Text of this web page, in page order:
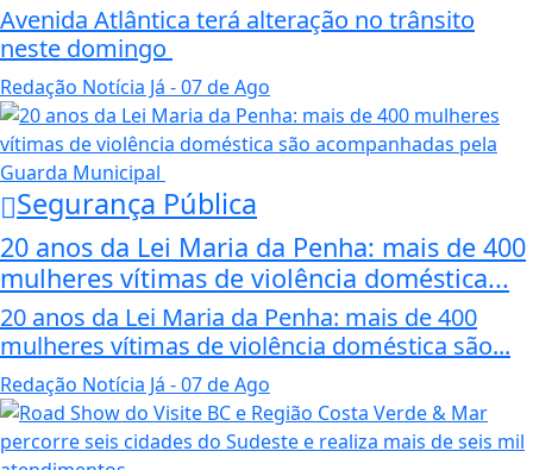
Avenida Atlântica terá alteração no trânsito
neste domingo
Redação Notícia Já - 07 de Ago
Segurança Pública
20 anos da Lei Maria da Penha: mais de 400
mulheres vítimas de violência doméstica...
20 anos da Lei Maria da Penha: mais de 400
mulheres vítimas de violência doméstica são...
Redação Notícia Já - 07 de Ago